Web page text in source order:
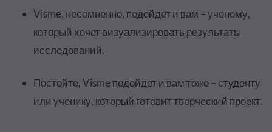
Visme, несомненно, подойдет и вам – ученому,
который хочет визуализировать результаты
исследований.
Постойте, Visme подойдет и вам тоже – студенту
или ученику, который готовит творческий проект.